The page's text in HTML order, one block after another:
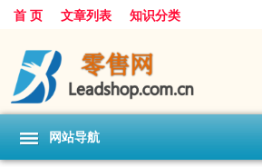
首 页 文章列表 知识分类
网站导航